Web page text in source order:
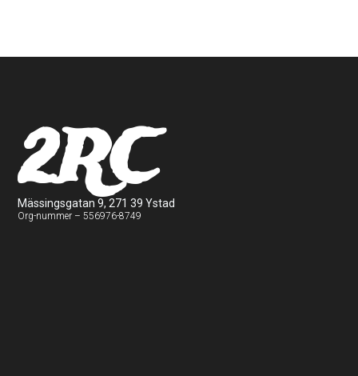
2RC
Mässingsgatan 9, 271 39 Ystad
Org-nummer – 556976-8749